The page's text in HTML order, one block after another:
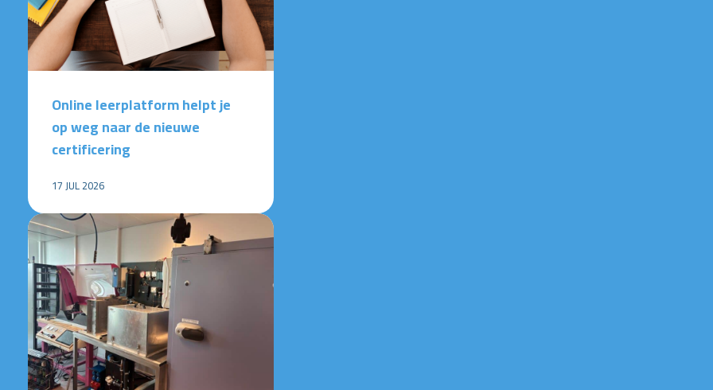
Online leerplatform helpt je
op weg naar de nieuwe
certificering
17 JUL 2026